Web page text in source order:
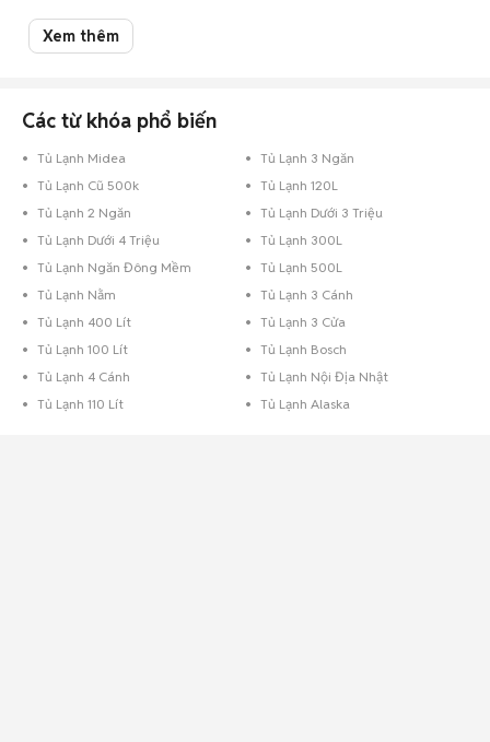
dưới...Đây là cơ hội tuyệt vời để sở hữu tủ lạnh phù hợp với nhu cầu mà
vẫn tối ưu chi phí.
Chợ Tốt - Nơi mua bán tủ lạnh cũ giá rẻ nhất!
Xem thêm
Các từ khóa phổ biến
Tủ Lạnh Midea
Tủ Lạnh 3 Ngăn
Tủ Lạnh Cũ 500k
Tủ Lạnh 120L
Tủ Lạnh 2 Ngăn
Tủ Lạnh Dưới 3 Triệu
Tủ Lạnh Dưới 4 Triệu
Tủ Lạnh 300L
Tủ Lạnh Ngăn Đông Mềm
Tủ Lạnh 500L
Tủ Lạnh Nằm
Tủ Lạnh 3 Cánh
Tủ Lạnh 400 Lít
Tủ Lạnh 3 Cửa
Tủ Lạnh 100 Lít
Tủ Lạnh Bosch
Tủ Lạnh 4 Cánh
Tủ Lạnh Nội Địa Nhật
Tủ Lạnh 110 Lít
Tủ Lạnh Alaska